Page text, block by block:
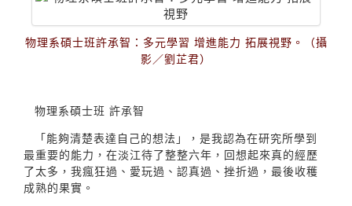
物理系碩士班許承智：多元學習 增進能力 拓展視野。（攝
影／劉芷君）
物理系碩士班 許承智
「能夠清楚表達自己的想法」，是我認為在研究所學到
最重要的能力，在淡江待了整整六年，回想起來真的經歷
了太多，我瘋狂過、愛玩過、認真過、挫折過，最後收穫
成熟的果實。